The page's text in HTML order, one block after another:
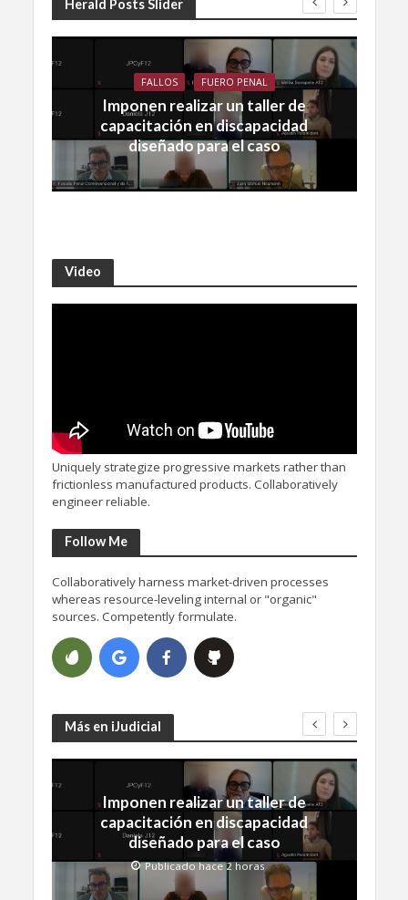
Herald Posts Slider
FALLOS FUERO PENAL
Imponen realizar un taller de
capacitación en discapacidad
diseñado para el caso
Video
Uniquely strategize progressive markets rather than
frictionless manufactured products. Collaboratively
engineer reliable.
Follow Me
Collaboratively harness market-driven processes
whereas resource-leveling internal or "organic"
sources. Competently formulate.
Más en iJudicial
Imponen realizar un taller de
capacitación en discapacidad
diseñado para el caso
Publicado hace 2 horas